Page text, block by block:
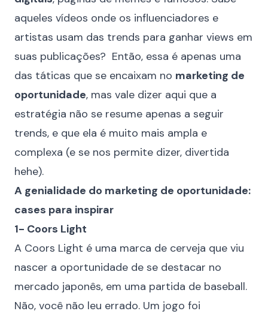
aqueles vídeos onde os influenciadores e
artistas usam das trends para ganhar views em
suas publicações? Então, essa é apenas uma
das táticas que se encaixam no marketing de
oportunidade, mas vale dizer aqui que a
estratégia não se resume apenas a seguir
trends, e que ela é muito mais ampla e
complexa (e se nos permite dizer, divertida
hehe).
A genialidade do marketing de oportunidade:
cases para inspirar
1- Coors Light
A Coors Light é uma marca de cerveja que viu
nascer a oportunidade de se destacar no
mercado japonês, em uma partida de baseball.
Não, você não leu errado. Um jogo foi